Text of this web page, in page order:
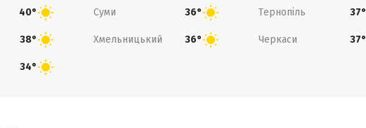
40° Суми 36° Тернопіль 37°
38° Хмельницький 36° Черкаси 37°
34°